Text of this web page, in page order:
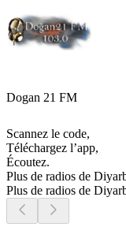
Dogan 21 FM
Scannez le code,
Téléchargez l’app,
Écoutez.
Plus de radios de
Plus de radios de